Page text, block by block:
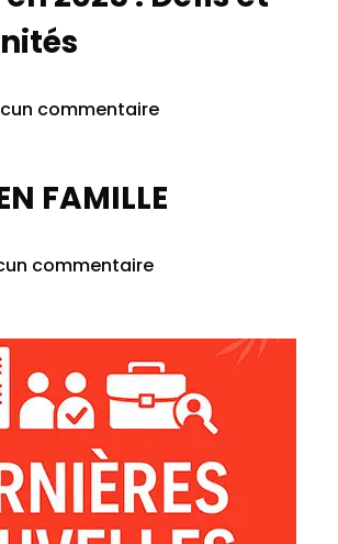
commentaire
FAMILLE
commentaire